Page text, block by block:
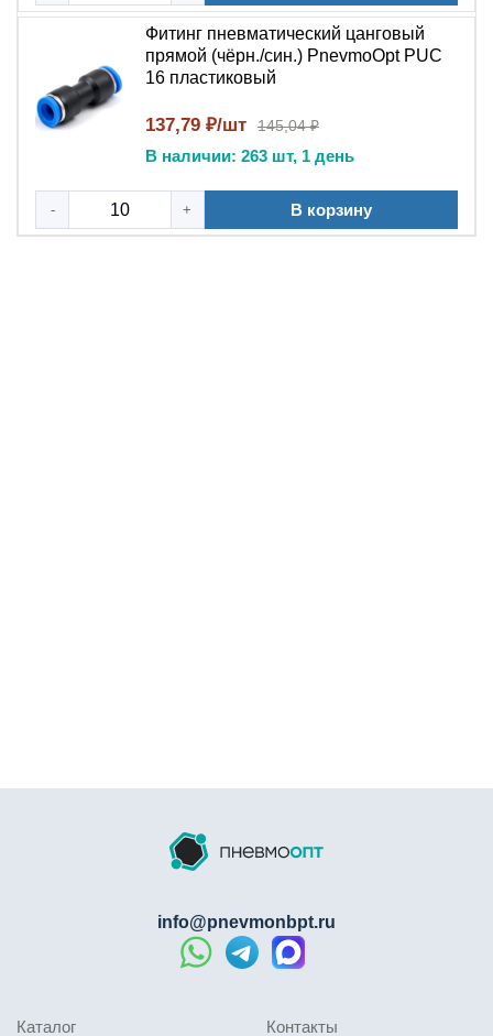
продукции отсутствием микротрещин в корпусе
благодаря инжекторному литью. Усиленные цанговые
зажимы из нержавеющей стали AISI 316 обеспечивают
равномерное уплотнение вокруг трубки и ресурс более
1000 циклов подключения, тогда как бюджетные
перестыковок. Соблюдение стандартов ГОСТ 30539-97
(ИСО 6150-88) гарантирует геометрическую точность
посадочных мест и взаимозаменяемость с импортными
туманом и водой?
совместимо с масляным туманом, применяемым
рекомендуется использовать фитинги с
уплотнениями из EPDM (по спецзаказу).
Чем отличается фитинг PUC от
это прямое цанговое соединение трубка-трубка
Фитинг пневматический цанговый
прямой (чёрн./син.) PnevmoOpt PUC
16 пластиковый
137,79 ₽/шт 145,04 ₽
В наличии: 263 шт, 1 день
- + В корзину
Каталог Контакты
info@pnevmonbpt.ru